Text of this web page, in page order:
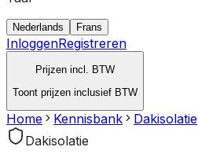
Nederlands Frans
InloggenRegistreren
Prijzen incl. BTW
Toont prijzen inclusief BTW
Home Kennisbank
Dakisolatie
Dakisolatie